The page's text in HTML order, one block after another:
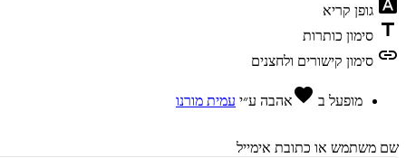
גופן קריא
סימון כותרות
סימון קישורים ולחצנים
מופעל בfavorite אהבהע״י עמית מורנו
או כתובת אימייל